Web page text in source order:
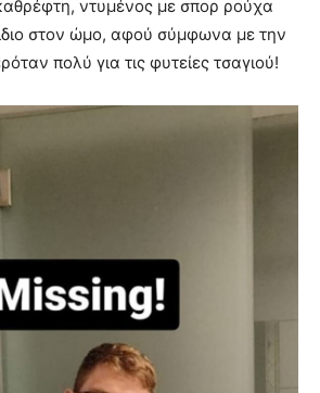
ντυμένος με σπορ ρούχα
στον ώμο, αφού σύμφωνα με την
πολύ για τις φυτείες τσαγιού!